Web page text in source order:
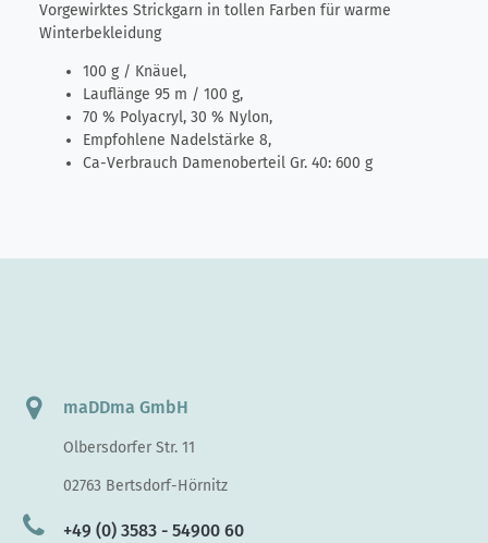
Vorgewirktes Strickgarn in tollen Farben für warme
Winterbekleidung
100 g / Knäuel,
Lauflänge 95 m / 100 g,
70 % Polyacryl, 30 % Nylon,
Empfohlene Nadelstärke 8,
Ca-Verbrauch Damenoberteil Gr. 40: 600 g
maDDma GmbH
Olbersdorfer Str. 11
02763 Bertsdorf-Hörnitz
+49 (0) 3583 - 54900 60